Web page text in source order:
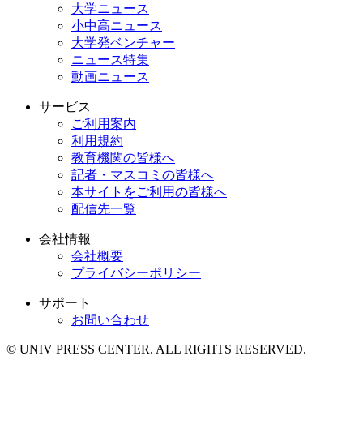
大学ニュース
小中高ニュース
大学発ベンチャー
ニュース特集
動画ニュース
サービス
ご利用案内
利用規約
教育機関の皆様へ
記者・マスコミの皆様へ
本サイトをご利用の皆様へ
配信先一覧
会社情報
会社概要
プライバシーポリシー
サポート
お問い合わせ
© UNIV PRESS CENTER. ALL RIGHTS RESERVED.